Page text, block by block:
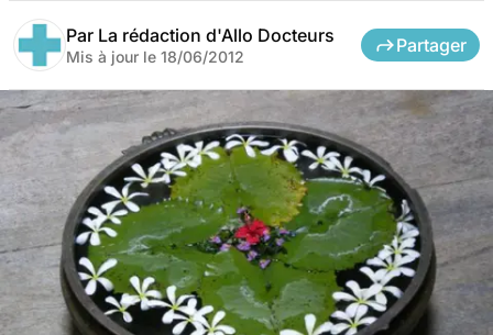
Par La rédaction d'Allo Docteurs
Mis à jour le 18/06/2012
Partager